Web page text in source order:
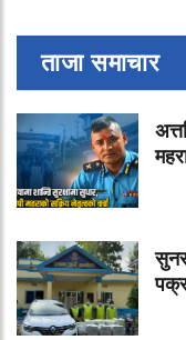
ताजा समाचार